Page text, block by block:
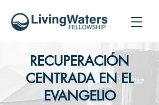
RECUPERACIÓN
CENTRADA EN EL
EVANGELIO